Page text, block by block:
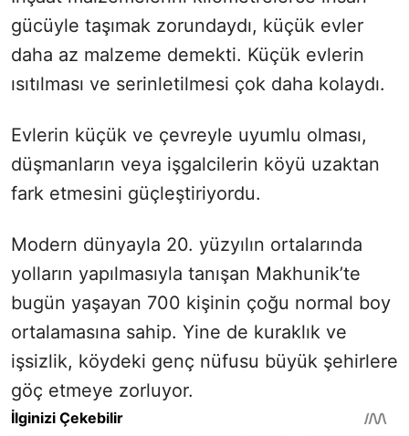
gücüyle taşımak zorundaydı, küçük evler
daha az malzeme demekti. Küçük evlerin
ısıtılması ve serinletilmesi çok daha kolaydı.
Evlerin küçük ve çevreyle uyumlu olması,
düşmanların veya işgalcilerin köyü uzaktan
fark etmesini güçleştiriyordu.
Modern dünyayla 20. yüzyılın ortalarında
yolların yapılmasıyla tanışan Makhunik’te
bugün yaşayan 700 kişinin çoğu normal boy
ortalamasına sahip. Yine de kuraklık ve
işsizlik, köydeki genç nüfusu büyük şehirlere
göç etmeye zorluyor.